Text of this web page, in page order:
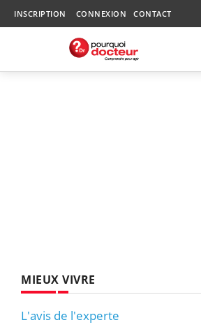
INSCRIPTION CONNEXION CONTACT
MIEUX VIVRE
L'avis de l'experte